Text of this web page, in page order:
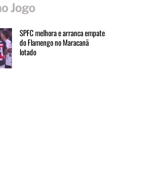
Jogo
SPFC melhora e arranca empate
do Flamengo no Maracanã
lotado